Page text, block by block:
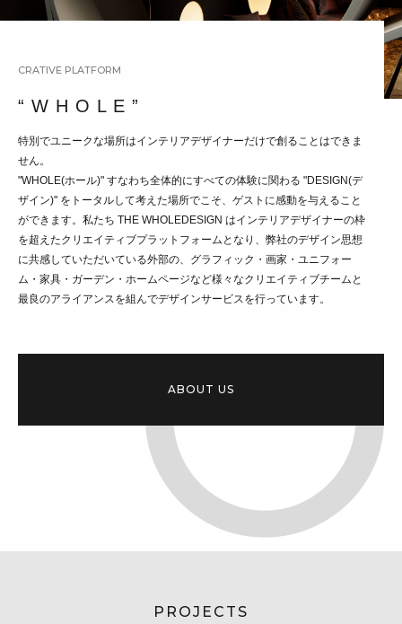
CRATIVE PLATFORM
“ W H O L E ”
特別でユニークな場所はインテリアデザイナーだけで創ることはできま
せん。
"WHOLE(ホール)" すなわち全体的にすべての体験に関わる "DESIGN(デ
ザイン)" をトータルして考えた場所でこそ、ゲストに感動を与えること
ができます。私たち THE WHOLEDESIGN はインテリアデザイナーの枠
を超えたクリエイティブプラットフォームとなり、弊社のデザイン思想
に共感していただいている外部の、グラフィック・画家・ユニフォー
ム・家具・ガーデン・ホームページなど様々なクリエイティブチームと
最良のアライアンスを組んでデザインサービスを行っています。
ABOUT US
PROJECTS